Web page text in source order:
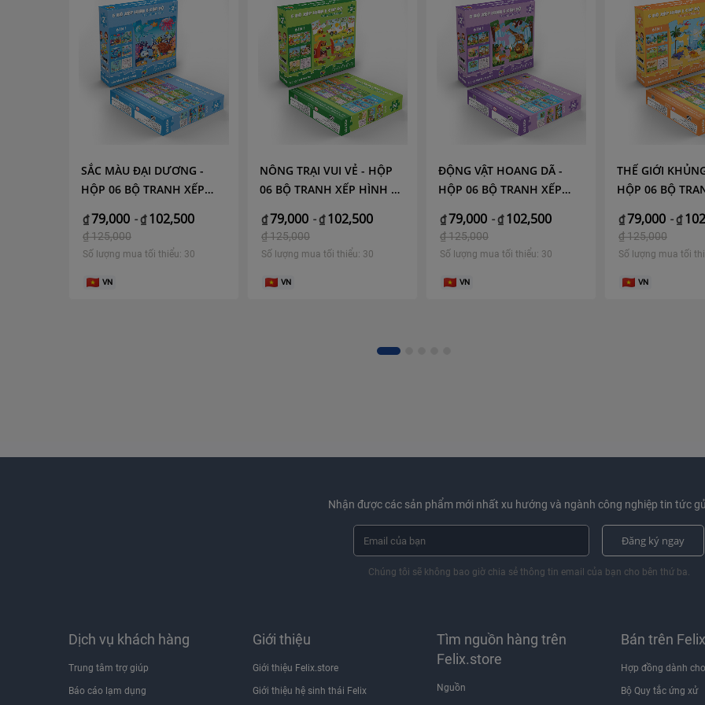
SẮC MÀU ĐẠI DƯƠNG -
HỘP 06 BỘ TRANH XẾP
MINH CHÂU C6-04
₫79,000 -₫ 102,500
₫125,000
Số lượng mua tối thiểu: 30
VN
NÔNG TRẠI VUI VẺ - HỘP
06 BỘ TRANH XẾP HÌNH 6
CHÂU C6-03
₫79,000 -₫ 102,500
₫125,000
Số lượng mua tối thiểu: 30
VN
ĐỘNG VẬT HOANG DÃ -
HỘP 06 BỘ TRANH XẾP
MINH CHÂU C6-02
₫79,000 -₫ 102,500
₫125,000
Số lượng mua tối thiểu: 30
VN
THẾ GIỚI
HỘP 06 BỘ
MINH CHÂU C6-
₫79,000 -₫
₫125,000
Số lượng mua tối
VN
Nhận được các sản phẩm mới nhất xu hướng và ngành công nghiệp tin tức
Đăng ký ngay
Chúng tôi sẽ không bao giờ chia sẻ thông tin email của bạn cho bên thứ ba.
Dịch vụ khách hàng
Trung tâm trợ giúp
Báo cáo lạm dụng
Giới thiệu
Giới thiệu Felix.store
Giới thiệu hệ sinh thái Felix
Tìm nguồn hàng trên
Felix.store
Nguồn
Bán trên
Hợp đồng dành
Bộ Quy tắc ứng xử